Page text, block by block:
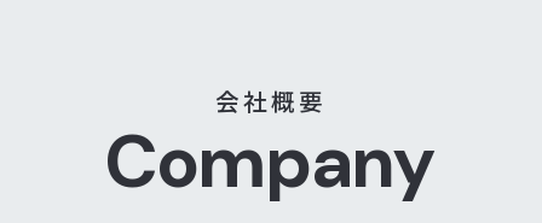
会社概要
Company